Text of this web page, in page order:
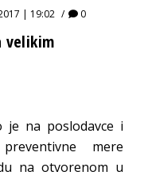
| 19:02 0
velikim
je na poslodavce i
mere
na otvorenom u